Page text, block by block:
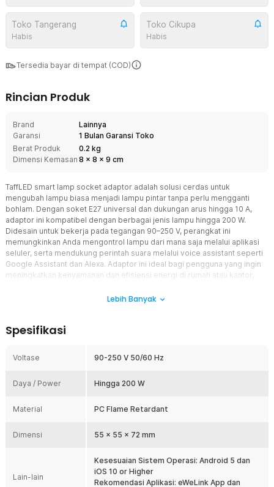
Toko Tangerang
Habis
Toko Cikupa
Habis
Tersedia bayar di tempat (COD)
Rincian Produk
Brand
Lainnya
Garansi
1 Bulan Garansi Toko
Berat Produk
0.2 kg
Dimensi Kemasan 8 x 8 x 9 cm
TaffLED smart lamp socket adaptor adalah solusi cerdas untuk
mengubah lampu biasa menjadi lampu pintar tanpa perlu mengganti
bohlam. Dengan soket E27 universal dan dukungan arus hingga 10 A,
adaptor ini kompatibel dengan berbagai jenis lampu hingga 200 W.
Didesain untuk bekerja pada tegangan 90–250 V, perangkat ini
memungkinkan Anda mengontrol lampu dari mana saja melalui aplikasi
seluler, serta mendukung perintah suara melalui voice assistant seperti
Google Assistant dan Alexa. Adaptor ini ideal bagi pengguna yang ingin
meningkatkan kenyamanan dan efisiensi energi di rumah atau kantor,
mahal. Instalasinya mudah dan langsung plug and play, cukup pasang di
Kontrol Lampu dari Mana Saja melalui Aplikasi Mobile
mematikan lampu kapan saja dan dari mana saja melalui
misalnya saat bepergian, atau untuk menghemat energi
juga memungkinkan Anda mengatur jadwal nyala/mati secara
Dukungan Voice Assistant untuk Kendali Suara Praktis
TaffLEDsmart lamp socket dapat terintegrasi dengan Google
Lebih Banyak
Spesifikasi
Voltase 90-250 V 50/60 Hz
Daya / Power Hingga 200 W
Material PC Flame Retardant
Dimensi 55 x 55 x 72 mm
Lain-lain
Kesesuaian Sistem Operasi: Android 5 dan
iOS 10 or Higher
Rekomendasi Aplikasi: eWeLink App dan